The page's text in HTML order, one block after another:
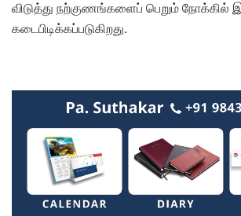
விடுத்து நற்குணங்களைப் பெறும் நோக்கில்
கடைபிடிக்கப்படுகிறது.